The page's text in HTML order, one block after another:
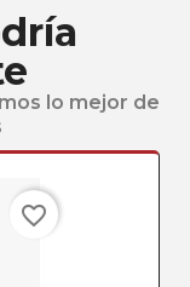
lo mejor de
favorite_border